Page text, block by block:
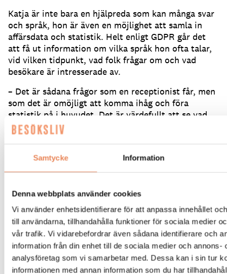
Samtycke Information
Denna webbplats använder cookies
Vi använder enhetsidentifierare för att anpassa innehållet
till användarna, tillhandahålla funktioner för sociala medier
vår trafik. Vi vidarebefordrar även sådana identifierare och
information från din enhet till de sociala medier och annons-
analysföretag som vi samarbetar med. Dessa kan i sin tur
informationen med annan information som du har
Katja är inte bara en hjälpreda som kan många svar
och språk, hon är även en möjlighet att samla in
affärsdata och statistik. Helt enligt GDPR går det
att få ut information om vilka språk hon ofta talar,
vid vilken tidpunkt, vad folk frågar om och vad
besökare är intresserade av.
– Det är sådana frågor som en receptionist får, men
som det är omöjligt att komma ihåg och föra
statistik på i huvudet. Det är värdefullt att se vad
som rör sig hos besökare innan de kommer, innan
de fattar ett beslut eller när de är på plats.